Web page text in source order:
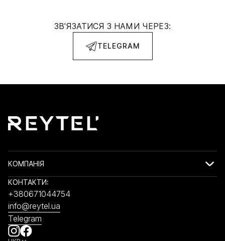
ЗВ'ЯЗАТИСЯ З НАМИ ЧЕРЕЗ:
TELEGRAM
КОМПАНІЯ
КОНТАКТИ:
+380671044754
info@reytel.ua
Telegram